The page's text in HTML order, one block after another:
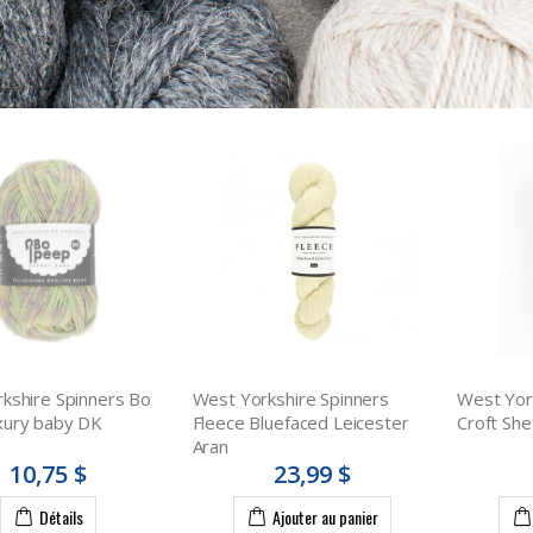
Spinners Bo
baby DK
10,75 $
Détails
West Yorkshire Spinners
Fleece Bluefaced Leicester
Aran
23,99 $
Ajouter au panier
West
Croft